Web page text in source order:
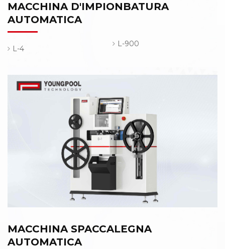
MACCHINA D'IMPIONBATURA
AUTOMATICA
L-4
L-900
MACCHINA SPACCALEGNA
AUTOMATICA